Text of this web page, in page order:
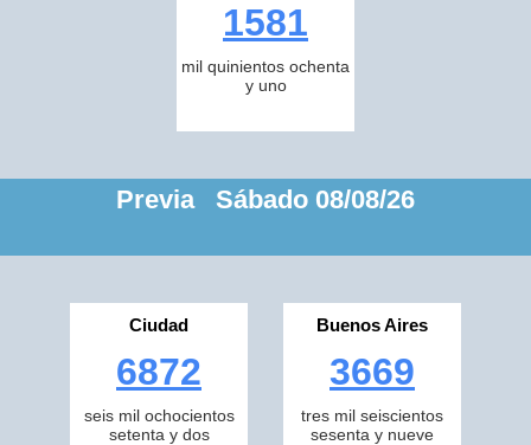
1581
mil quinientos ochenta
y uno
Previa Sábado 08/08/26
Ciudad
6872
seis mil ochocientos
setenta y dos
Buenos Aires
3669
tres mil seiscientos
sesenta y nueve